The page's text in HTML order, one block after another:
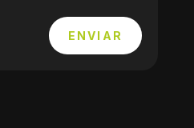
ENVIAR